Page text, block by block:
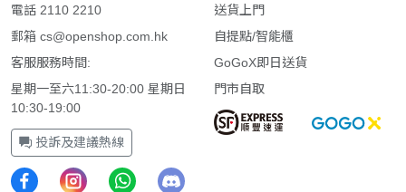
電話 2110 2210
郵箱 cs@openshop.com.hk
客服服務時間:
星期一至六11:30-20:00 星期日
10:30-19:00
投訴及建議熱線
送貨上門
自提點/智能櫃
GoGoX即日送貨
門市自取